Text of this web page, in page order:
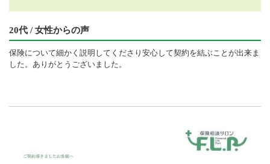
20代 / 女性からの声
保険について細かく説明してくださり安心して契約を結ぶことが出来ま
した。ありがとうございました。